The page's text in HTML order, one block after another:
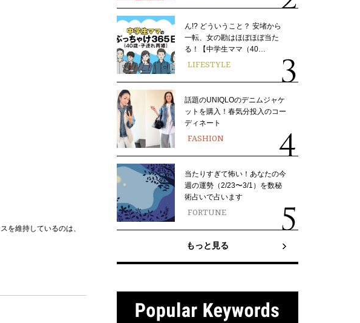
を維持しているのは、
ん!? どういうこと？ 安堵から
一転、女の勘はほぼほぼ当た
る！【中学生ママ（40…
LIFESTYLE
話題のUNIQLOのデニムジャケ
ットを購入！春気分投入のコー
ディネート
FASHION
当たりすぎて怖い！あなたの今
週の運勢（2/23〜3/1）を数秘
術占いで占います
FORTUNE
もっと見る